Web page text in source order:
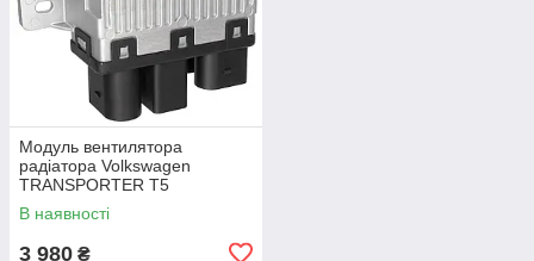
Модуль вентилятора
радіатора Volkswagen
TRANSPORTER T5
Фургон 03-15 7H0919506D
В наявності
3 980 ₴